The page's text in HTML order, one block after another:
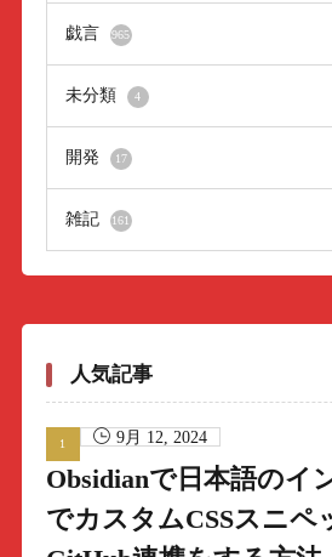
戯言 965
未分類 4
開発 17
雑記 161
人気記事
9月 12, 2024
Obsidianで日本語のイ
でカスタムCSSスニペ